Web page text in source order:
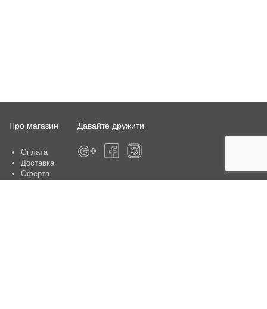
Про магазин
Оплата
Доставка
Оферта
Давайте дружити